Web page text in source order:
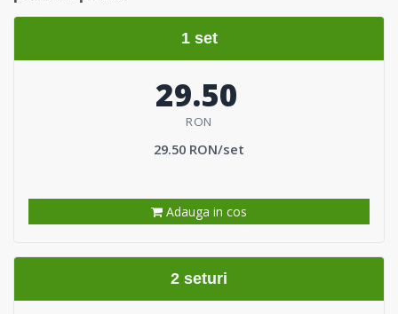
1 set
29.50
RON
29.50 RON/set
Adauga in cos
2 seturi